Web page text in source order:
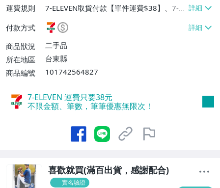
運費規則
7-ELEVEN取貨付款【單件運費$38】、7-EL
EVEN取貨不付款【單件運費$38】
付款方式
商品狀況
二手品
所在地區
台東縣
商品編號
101742564827
7-ELEVEN 運費只要38元
不限金額、筆數，筆筆優惠無限次！
喜歡就買(滿百出貨，感謝配合)
實名驗證